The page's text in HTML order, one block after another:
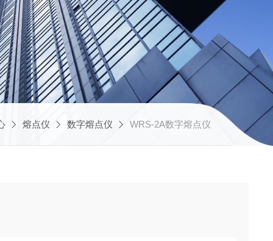
熔点仪 数字熔点仪 WRS-2A数字熔点仪